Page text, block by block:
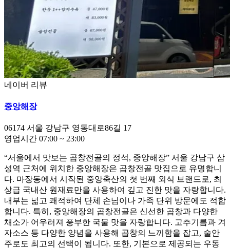
네이버 리뷰
중앙해장
06174 서울 강남구 영동대로86길 17
영업시간 07:00 ~ 23:00
“서울에서 맛보는 곱창전골의 정석, 중앙해장” 서울 강남구 삼
성역 근처에 위치한 중앙해장은 곱창전골 맛집으로 유명합니
다. 마장동에서 시작된 중앙축산의 첫 번째 외식 브랜드로, 최
상급 국내산 원재료만을 사용하여 깊고 진한 맛을 자랑합니다.
내부는 넓고 쾌적하여 단체 손님이나 가족 단위 방문에도 적합
합니다. 특히, 중앙해장의 곱창전골은 신선한 곱창과 다양한
채소가 어우러져 풍부한 국물 맛을 자랑합니다. 고추기름과 겨
자소스 등 다양한 양념을 사용해 곱창의 느끼함을 잡고, 술안
주로도 최고의 선택이 됩니다. 또한, 기본으로 제공되는 우동